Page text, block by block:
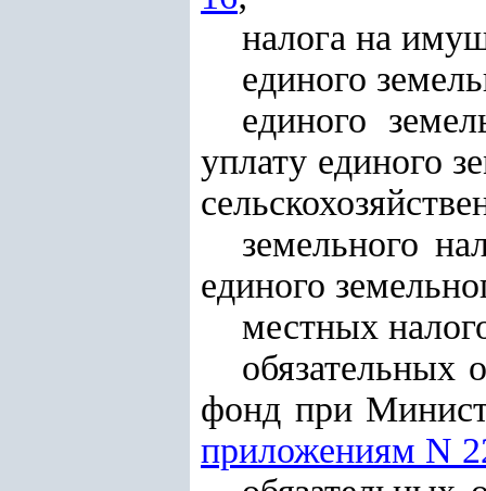
налога на
единого
единого
уплату единого
земельного
единого
местных
обязательных
фонд при
приложениям N